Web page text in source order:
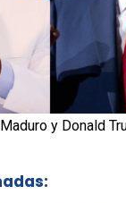
y Donald